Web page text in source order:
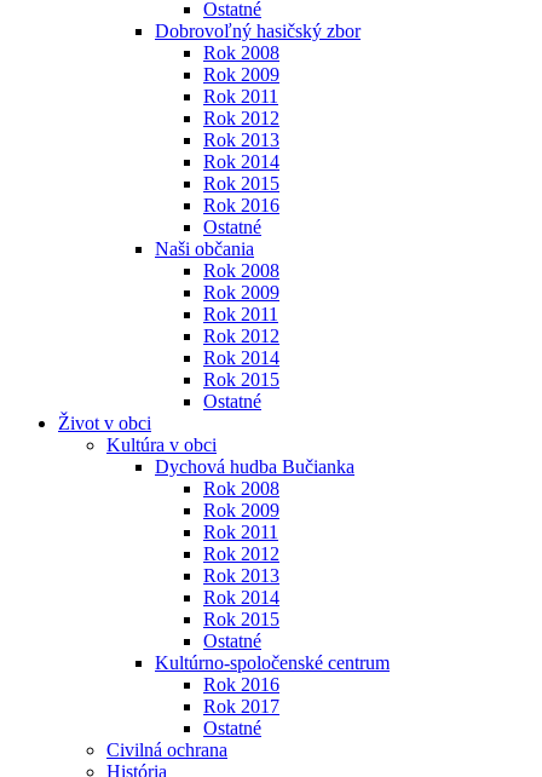
Ostatné
Dobrovoľný hasičský zbor
Rok 2008
Rok 2009
Rok 2011
Rok 2012
Rok 2013
Rok 2014
Rok 2015
Rok 2016
Ostatné
Naši občania
Rok 2008
Rok 2009
Rok 2011
Rok 2012
Rok 2014
Rok 2015
Ostatné
Život v obci
Kultúra v obci
Dychová hudba Bučianka
Rok 2008
Rok 2009
Rok 2011
Rok 2012
Rok 2013
Rok 2014
Rok 2015
Ostatné
Kultúrno-spoločenské centrum
Rok 2016
Rok 2017
Ostatné
Civilná ochrana
História